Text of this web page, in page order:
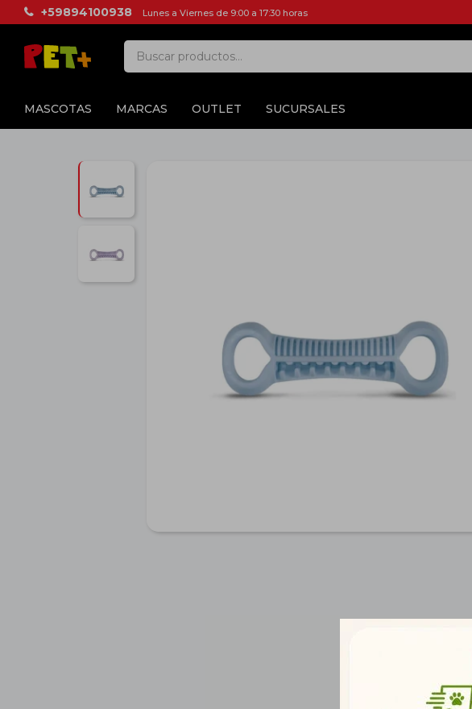
MASCOTAS MARCAS OUTLET SUCURSALES
+59894100938 Lunes a Viernes de 9:00 a 17:30 horas